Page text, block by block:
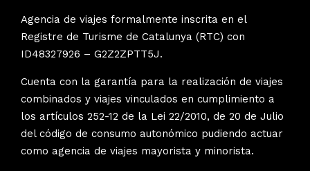
Agencia de viajes formalmente inscrita en el
Registre de Turisme de Catalunya (RTC) con
ID48327926 – G2Z2ZPTT5J.
Cuenta con la garantía para la realización de viajes
combinados y viajes vinculados en cumplimiento a
los artículos 252-12 de la Lei 22/2010, de 20 de Julio
del código de consumo autonómico pudiendo actuar
como agencia de viajes mayorista y minorista.